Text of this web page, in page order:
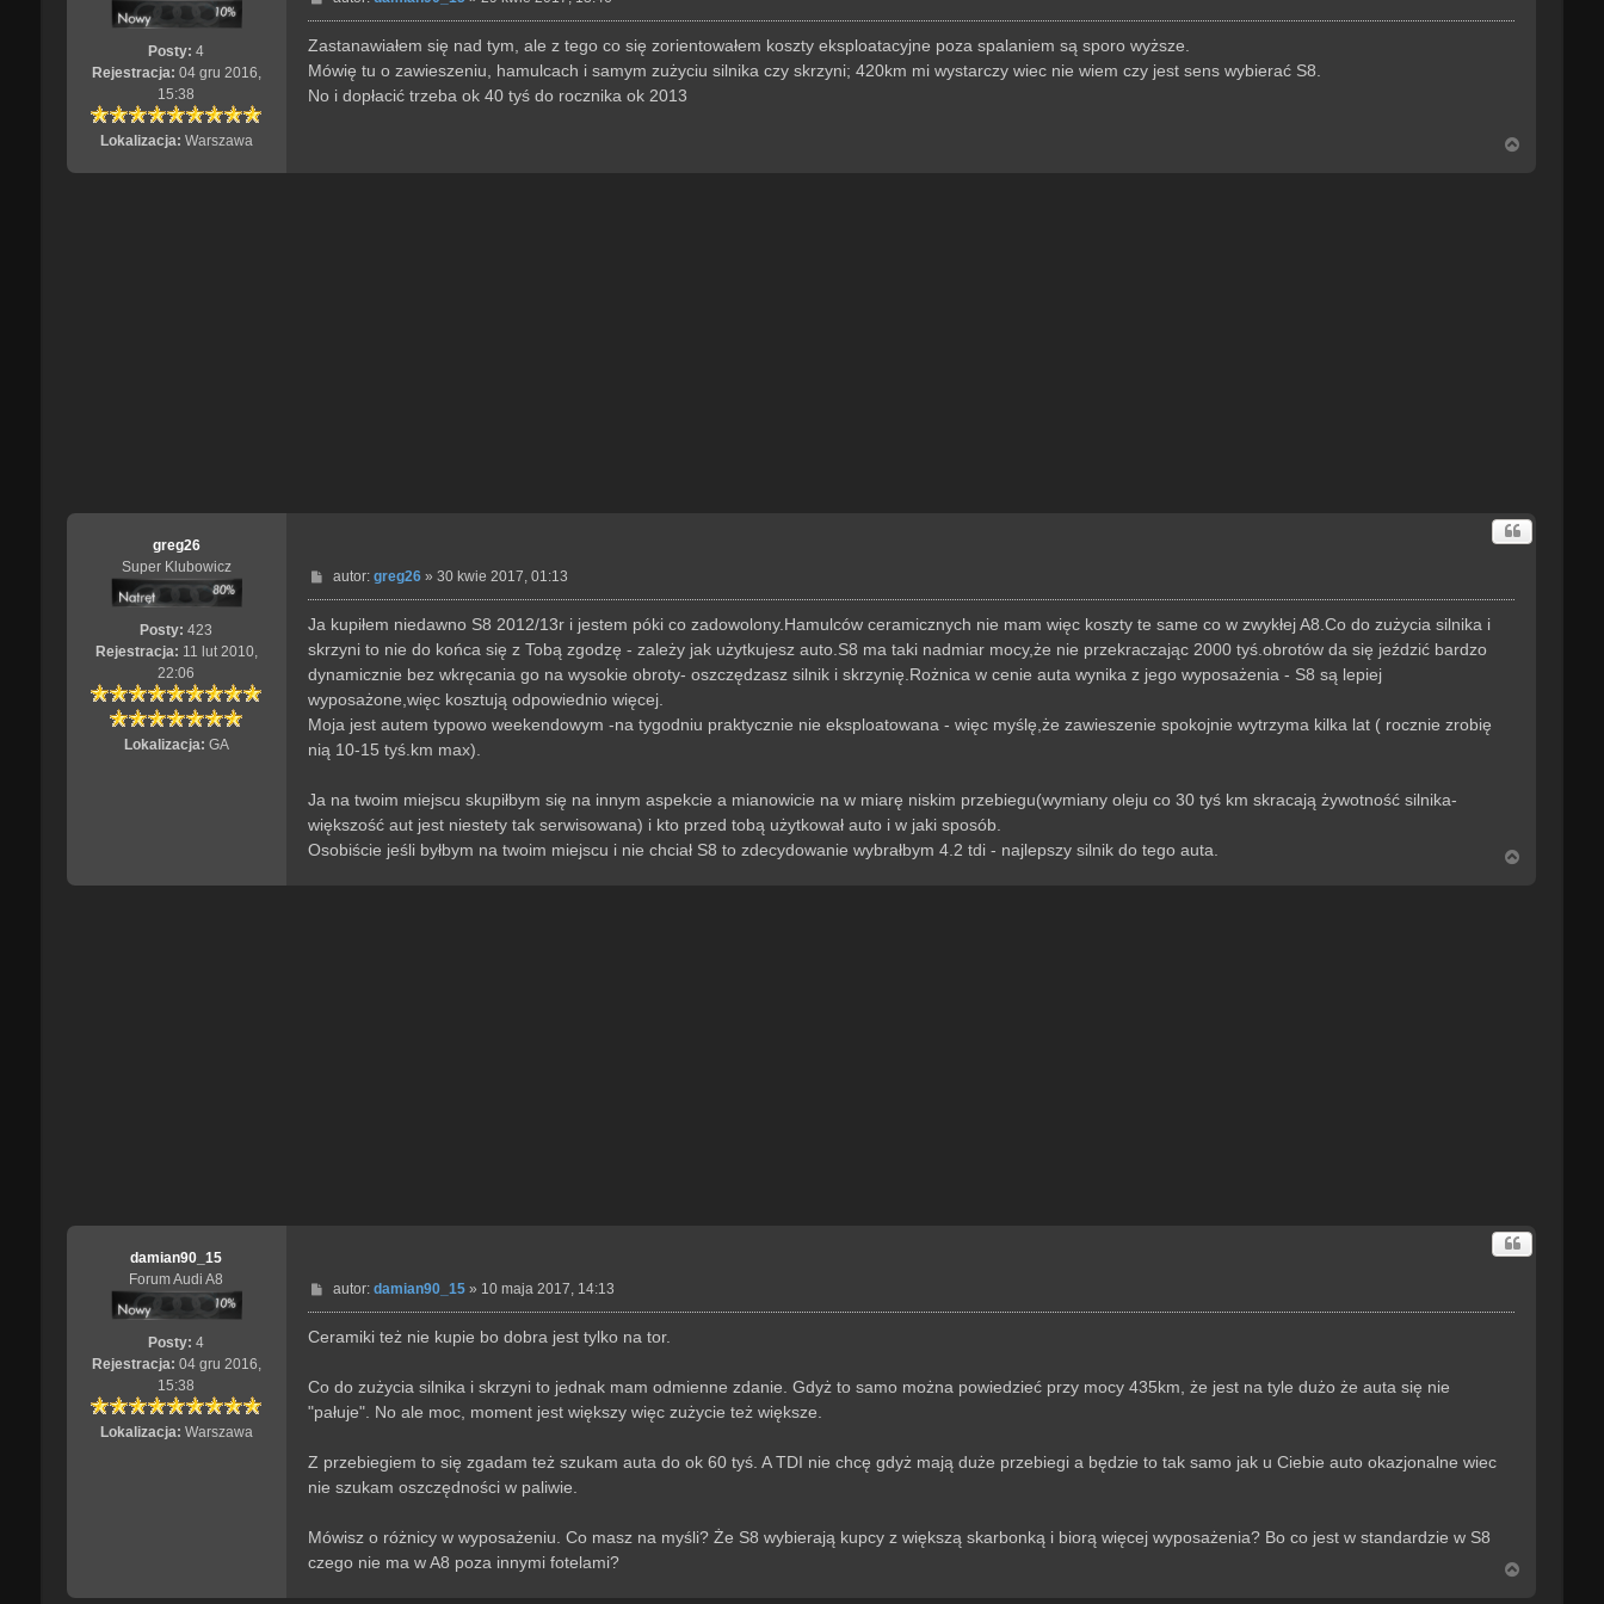
Posty: 4
Rejestracja: 04 gru 2016,
15:38
Lokalizacja: Warszawa
o
s
t
Zastanawiałem się nad tym, ale z tego co się zorientowałem koszty eksploatacyjne poza spalaniem są sporo wyższe.
Mówię tu o zawieszeniu, hamulcach i samym zużyciu silnika czy skrzyni; 420km mi wystarczy wiec nie wiem czy jest sens wybierać S8.
No i dopłacić trzeba ok 40 tyś do rocznika ok 2013
greg26
Super Klubowicz
Posty: 423
Rejestracja: 11 lut 2010,
22:06
Lokalizacja: GA
P
o
s
autor: greg26» 30 kwie 2017, 01:13
Ja kupiłem niedawno S8 2012/13r i jestem póki co zadowolony.Hamulców ceramicznych nie mam więc koszty te same co w zwykłej A8.Co do zużycia silnika i
skrzyni to nie do końca się z Tobą zgodzę - zależy jak użytkujesz auto.S8 ma taki nadmiar mocy,że nie przekraczając 2000 tyś.obrotów da się jeździć bardzo
dynamicznie bez wkręcania go na wysokie obroty- oszczędzasz silnik i skrzynię.Rożnica w cenie auta wynika z jego wyposażenia - S8 są lepiej
wyposażone,więc kosztują odpowiednio więcej.
Moja jest autem typowo weekendowym -na tygodniu praktycznie nie eksploatowana - więc myślę,że zawieszenie spokojnie wytrzyma kilka lat ( rocznie zrobię
nią 10-15 tyś.km max).
Ja na twoim miejscu skupiłbym się na innym aspekcie a mianowicie na w miarę niskim przebiegu(wymiany oleju co 30 tyś km skracają żywotność silnika-
większość aut jest niestety tak serwisowana) i kto przed tobą użytkował auto i w jaki sposób.
Osobiście jeśli byłbym na twoim miejscu i nie chciał S8 to zdecydowanie wybrałbym 4.2 tdi - najlepszy silnik do tego auta.
damian90_15
Forum Audi A8
Posty: 4
Rejestracja: 04 gru 2016,
15:38
Lokalizacja: Warszawa
P
o
s
autor: damian90_15» 10 maja 2017, 14:13
Ceramiki też nie kupie bo dobra jest tylko na tor.
Co do zużycia silnika i skrzyni to jednak mam odmienne zdanie. Gdyż to samo można powiedzieć przy mocy 435km, że jest na tyle dużo że auta się nie
"pałuje". No ale moc, moment jest większy więc zużycie też większe.
Z przebiegiem to się zgadam też szukam auta do ok 60 tyś. A TDI nie chcę gdyż mają duże przebiegi a będzie to tak samo jak u Ciebie auto okazjonalne wiec
nie szukam oszczędności w paliwie.
Mówisz o różnicy w wyposażeniu. Co masz na myśli? Że S8 wybierają kupcy z większą skarbonką i biorą więcej wyposażenia? Bo co jest w standardzie w S8
czego nie ma w A8 poza innymi fotelami?